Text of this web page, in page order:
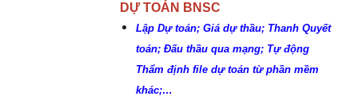
DỰ TOÁN BNSC
Lập Dự toán; Giá dự thầu; Thanh Quyết
toán; Đấu thầu qua mạng; Tự động
Thẩm định file dự toán từ phần mềm
khác;…